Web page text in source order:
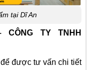
tại Dĩ An
CÔNG TY TNHH
để được tư vấn chi tiết